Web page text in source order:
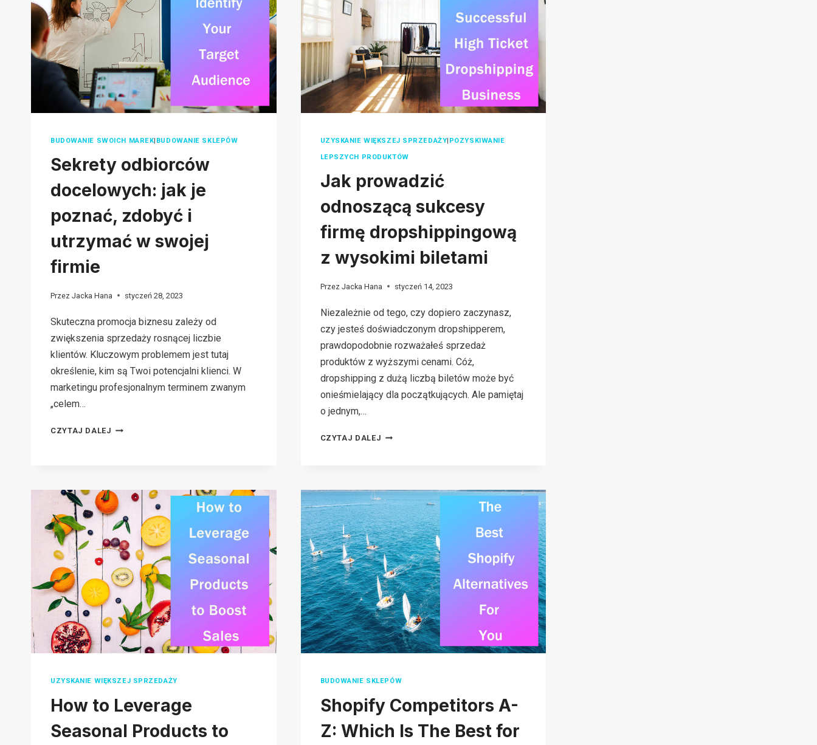
JEST
DLA
CIEBIE
NAJLEPSZY?
WYKORZYSTAĆ
BUDOWANIE SWOICH MAREK| BUDOWANIE SKLEPÓW
Sekrety odbiorców
docelowych: jak je
poznać, zdobyć i
utrzymać w swojej
firmie
Przez Jacka Hana styczeń 28, 2023
Skuteczna promocja biznesu zależy od
zwiększenia sprzedaży rosnącej liczbie
klientów. Kluczowym problemem jest tutaj
określenie, kim są Twoi potencjalni klienci. W
marketingu profesjonalnym terminem zwanym
„celem…
CZYTAJ DALEJ SEKRETY
JE
POZNAĆ,
ZDOBYĆ
I
UTRZYMAĆ
W
FIRMIE
UZYSKANIE WIĘKSZEJ SPRZEDAŻY| POZYSKIWANIE
LEPSZYCH PRODUKTÓW
Jak prowadzić
odnoszącą sukcesy
firmę dropshippingową
z wysokimi biletami
Przez Jacka Hana styczeń 14, 2023
Niezależnie od tego, czy dopiero zaczynasz,
czy jesteś doświadczonym dropshipperem,
prawdopodobnie rozważałeś sprzedaż
produktów z wyższymi cenami. Cóż,
dropshipping z dużą liczbą biletów może być
onieśmielający dla początkujących. Ale pamiętaj
o jednym,…
CZYTAJ DALEJ JAK
FIRMĘ
DROPSHIPPINGOWĄ
Z
WYSOKIMI
BILETAMI
UZYSKANIE WIĘKSZEJ SPRZEDAŻY
How to Leverage
Seasonal Products to
BUDOWANIE SKLEPÓW
Shopify Competitors A-
Z: Which Is The Best for